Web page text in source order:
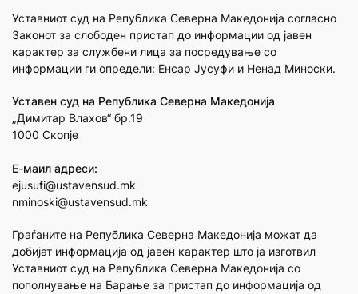
Уставниот суд на Република Северна Македонија согласно
Законот за слободен пристап до информации од јавен
карактер за службени лица за посредување со
информации ги определи: Енсар Јусуфи и Ненад Миноски.
Уставен суд на Република Северна Македонија
„Димитар Влахов“ бр.19
1000 Скопје
Е-маил адреси:
ejusufi@ustavensud.mk
nminoski@ustavensud.mk
Граѓаните на Република Северна Македонија можат да
добијат информација од јавен карактер што ја изготвил
Уставниот суд на Република Северна Македонија со
пополнување на Барање за пристап до информација од